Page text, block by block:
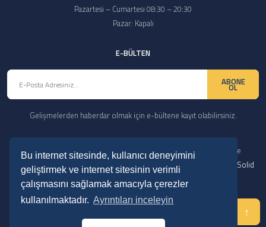
Bu internet sitesinde, kullanıcı deneyimini
geliştirmek ve internet sitesinin verimli
çalışmasını sağlamak amacıyla çerezler
kullanılmaktadır. Ayrıntıları inceleyin
Pazartesi – Cumartesi 08:30 – 20:30
Pazar: Kapalı
E-BÜLTEN
ABONE
OL
Gelişmelerden haberdar olmak için e-bültene kayıt olabilirsiniz.
Copyright © 2024 Her Hakkı Saklıdır. kopyalanması, çoğaltılması ve
dağıtılması halinde yasal haklarımız işletilecektir. | Reklam ve Tasarım: Solid
Medya